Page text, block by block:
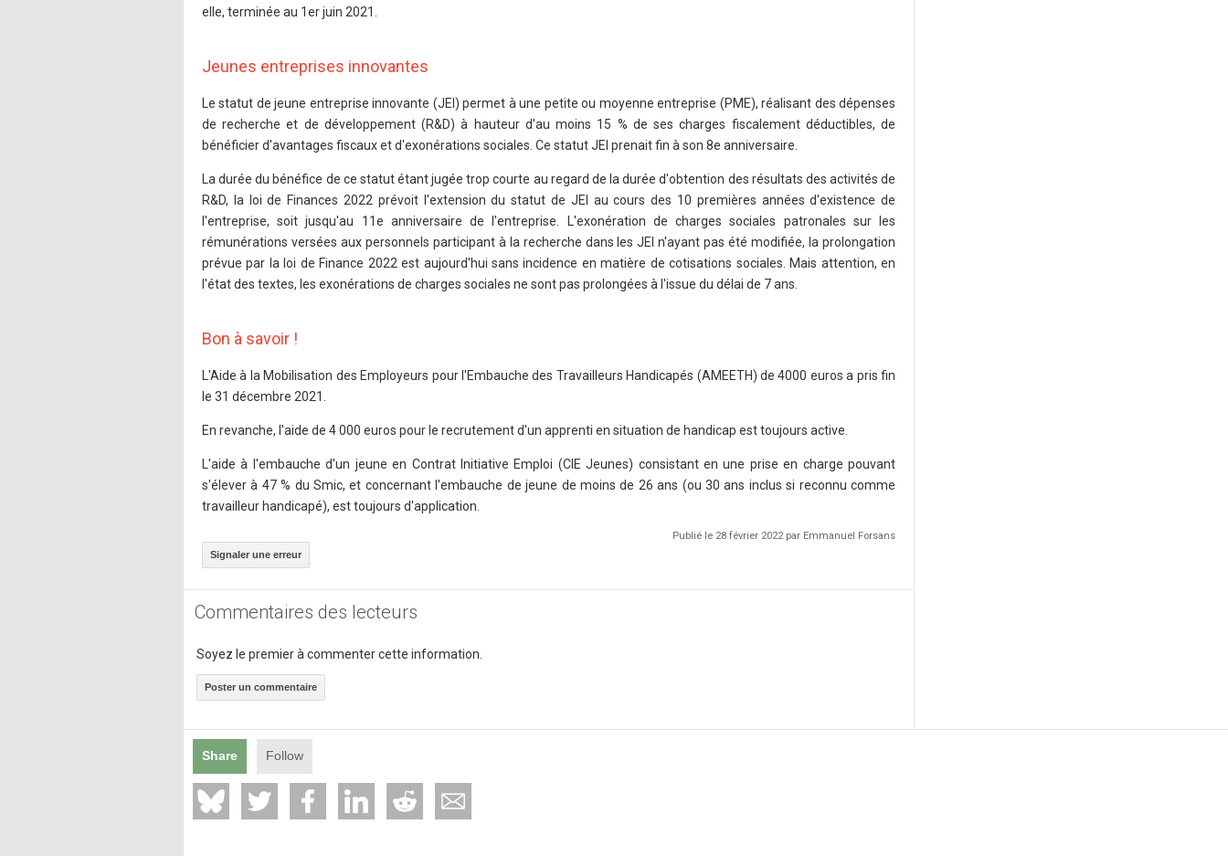
elle, terminée au 1er juin 2021.
Jeunes entreprises innovantes
Le statut de jeune entreprise innovante (JEI) permet à une petite ou moyenne entreprise (PME), réalisant des dépenses
de recherche et de développement (R&D) à hauteur d'au moins 15 % de ses charges fiscalement déductibles, de
bénéficier d'avantages fiscaux et d'exonérations sociales. Ce statut JEI prenait fin à son 8e anniversaire.
La durée du bénéfice de ce statut étant jugée trop courte au regard de la durée d'obtention des résultats des activités de
R&D, la loi de Finances 2022 prévoit l'extension du statut de JEI au cours des 10 premières années d'existence de
l'entreprise, soit jusqu'au 11e anniversaire de l'entreprise. L'exonération de charges sociales patronales sur les
rémunérations versées aux personnels participant à la recherche dans les JEI n'ayant pas été modifiée, la prolongation
prévue par la loi de Finance 2022 est aujourd'hui sans incidence en matière de cotisations sociales. Mais attention, en
l'état des textes, les exonérations de charges sociales ne sont pas prolongées à l'issue du délai de 7 ans.
Bon à savoir !
L'Aide à la Mobilisation des Employeurs pour l'Embauche des Travailleurs Handicapés (AMEETH) de 4000 euros a pris fin
le 31 décembre 2021.
En revanche, l'aide de 4 000 euros pour le recrutement d'un apprenti en situation de handicap est toujours active.
L'aide à l'embauche d'un jeune en Contrat Initiative Emploi (CIE Jeunes) consistant en une prise en charge pouvant
s'élever à 47 % du Smic, et concernant l'embauche de jeune de moins de 26 ans (ou 30 ans inclus si reconnu comme
travailleur handicapé), est toujours d'application.
Publié le 28 février 2022 par Emmanuel Forsans
Signaler une erreur
Commentaires des lecteurs
Soyez le premier à commenter cette information.
Poster un commentaire
Share Follow